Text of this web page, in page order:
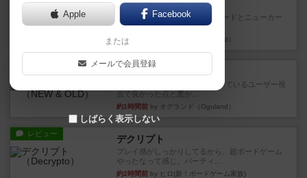
ニューオールド
ゲーム終了時に、「オールドカードとニューカー
ドのどちらもある」 状態に...
約1時間前 by オグランド（Oguland）
ボードゲームを1,000個以上持っているユーザー視
点で良かった点と悪か...
約1時間前 by オグランド（Oguland）
レビュー デクリプト
プレイ感がしっかりしてるから、超ボードゲーム
やったなって感じ。パーティ...
約2時間前 by ヒロ(新！ボードゲーム家族)
Apple Facebook
または
メールで会員登録
しばらく表示しない